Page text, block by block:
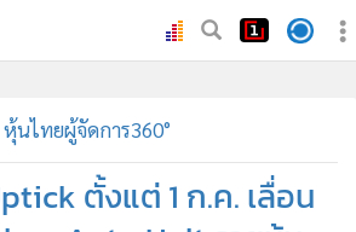
หุ้นไทยผู้จัดการ360°
ตั้งแต่ 1 ก.ค. เลื่อน